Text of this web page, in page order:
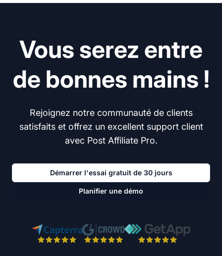
Vous serez entre
de bonnes mains !
Rejoignez notre communauté de clients
satisfaits et offrez un excellent support client
avec Post Affiliate Pro.
Démarrer l'essai gratuit de 30 jours
Planifier une démo